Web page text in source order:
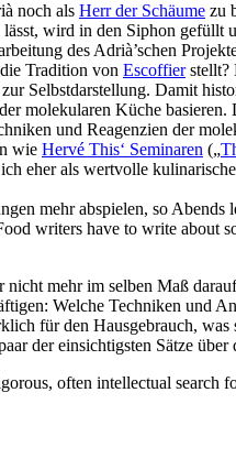
noch als Herr der Schäume zu
wird in den Siphon gefüllt
des Adrià’schen
Tradition von Escoffierstellt?
Selbstdarstellung. Damit
molekularen Küche
und Reagenzien der
wie Hervé This‘ Seminaren („
eher als wertvolle
mehr abspielen, so
writers have to write about
mehr im selben Maß
Welche Techniken und
für den Hausgebrauch, was
der einsichtigsten Sätze
often intellectual search